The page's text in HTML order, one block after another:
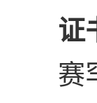
证
赛